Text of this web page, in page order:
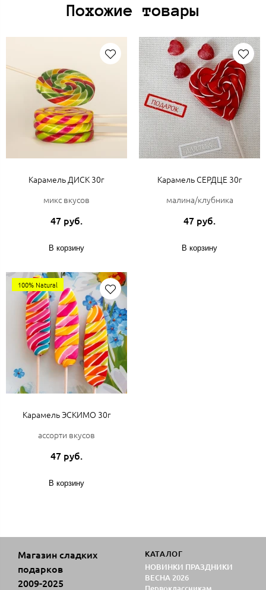
Похожие товары
Карамель ДИСК 30г
микс вкусов
47 руб.
В корзину
Карамель СЕРДЦЕ 30г
малина/клубника
47 руб.
В корзину
100% Natural
Карамель ЭСКИМО 30г
ассорти вкусов
47 руб.
В корзину
Магазин сладких
подарков
2009-2025
КАТАЛОГ
НОВИНКИ ПРАЗДНИКИ
ВЕСНА 2026